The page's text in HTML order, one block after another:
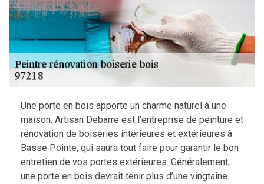
Une porte en bois apporte un charme naturel à une
maison. Artisan Debarre est l’entreprise de peinture et
rénovation de boiseries intérieures et extérieures à
Basse Pointe, qui saura tout faire pour garantir le bon
entretien de vos portes extérieures. Généralement,
une porte en bois devrait tenir plus d’une vingtaine